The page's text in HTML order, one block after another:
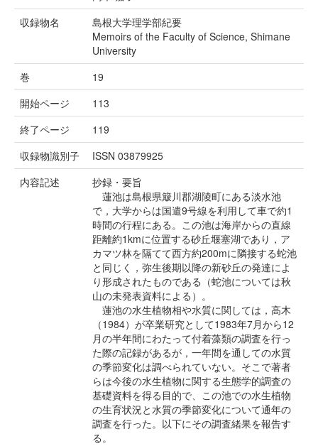
収録物名
島根大学理学部紀要
Memoirs of the Faculty of Science, Shimane
University
巻
19
開始ページ
113
終了ページ
119
収録物識別子
ISSN 03879925
内容記述
抄録・要旨
蓮池は島根県簸川郡湖陵町にある淡水池
で，大学からは国遣9号線を利用して車で約1
時間の行程にある。この池は海岸からの直線
距離約1kmに位置する砂丘堰塞湖であり，ア
カマツ林を隔てて西方約200mに隣接する蛇池
と同じく，弥生後期以降の新砂丘の発達によ
り形成されたものである（蛇池については秋
山の未発表資料による）。
蓮池の水生植物相や水質に関しては，高木
（1984）が卒業研究として1983年7月から12
月の半年間にわたって付着藻類の調査を行っ
た際の記録があるが，一年間を通しての水質
の季節変化は調べられていない。そこで著者
らは今後の水生植物に関する生態学的調査の
基礎資料を得る目的で、この池での水生植物
の生育状況と水質の季節変化について通年の
調査を行った。以下にその調査緒果を報告す
る。